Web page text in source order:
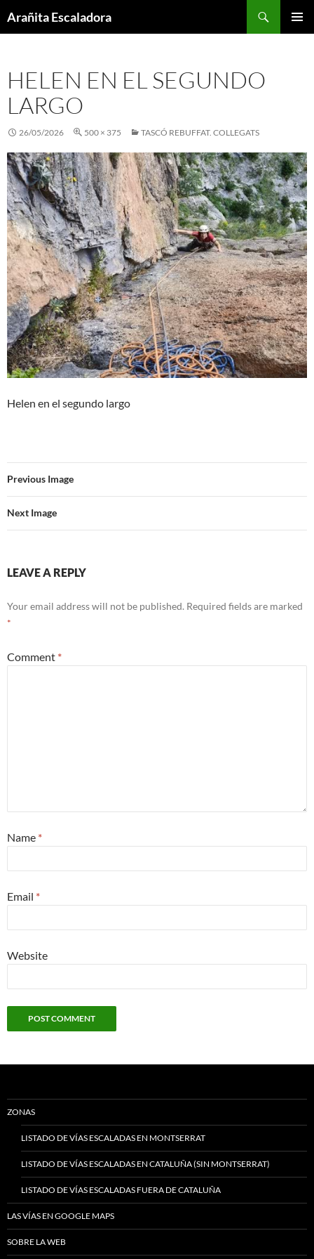
toArañita Escaladora
HELEN EN EL SEGUNDO
LARGO
26/05/2026 500 × 375 TASCÓ REBUFFAT. COLLEGATS
Helen en el segundo largo
Previous Image
Next Image
LEAVE A REPLY
Your email address will not be published. Required fields are marked
*
Comment *
Name *
Email *
Website
ZONAS
LISTADO DE VÍAS ESCALADAS EN MONTSERRAT
LISTADO DE VÍAS ESCALADAS EN CATALUÑA (SIN MONTSERRAT)
LISTADO DE VÍAS ESCALADAS FUERA DE CATALUÑA
LAS VÍAS EN GOOGLE MAPS
SOBRE LA WEB